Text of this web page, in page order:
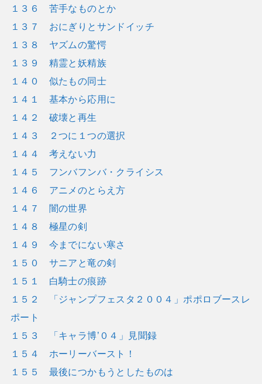
１３６ 苦手なものとか
１３７ おにぎりとサンドイッチ
１３８ ヤズムの驚愕
１３９ 精霊と妖精族
１４０ 似たもの同士
１４１ 基本から応用に
１４２ 破壊と再生
１４３ ２つに１つの選択
１４４ 考えない力
１４５ フンバフンバ・クライシス
１４６ アニメのとらえ方
１４７ 闇の世界
１４８ 極星の剣
１４９ 今までにない寒さ
１５０ サニアと竜の剣
１５１ 白騎士の痕跡
１５２ 「ジャンプフェスタ２００４」ポポロブースレ
ポート
１５３ 「キャラ博’０４」見聞録
１５４ ホーリーバースト！
１５５ 最後につかもうとしたものは